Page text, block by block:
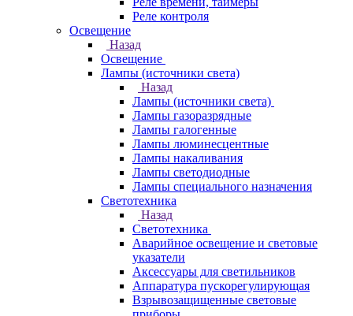
Реле контроля
Освещение
Назад
Освещение
Лампы (источники света)
Назад
Лампы (источники света)
Лампы газоразрядные
Лампы галогенные
Лампы люминесцентные
Лампы накаливания
Лампы светодиодные
Лампы специального назначения
Светотехника
Назад
Светотехника
Аварийное освещение и световые
указатели
Аксессуары для светильников
Аппаратура пускорегулирующая
Взрывозащищенные световые